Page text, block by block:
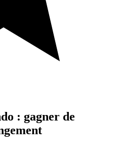
: gagner de